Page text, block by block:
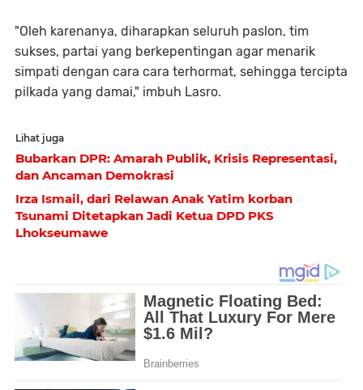
"Oleh karenanya, diharapkan seluruh paslon, tim
sukses, partai yang berkepentingan agar menarik
simpati dengan cara cara terhormat, sehingga tercipta
pilkada yang damai," imbuh Lasro.
Lihat juga
Bubarkan DPR: Amarah Publik, Krisis Representasi,
dan Ancaman Demokrasi
Irza Ismail, dari Relawan Anak Yatim korban
Tsunami Ditetapkan Jadi Ketua DPD PKS
Lhokseumawe